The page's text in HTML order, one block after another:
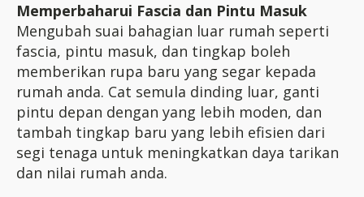
Memperbaharui Fascia dan Pintu Masuk
Mengubah suai bahagian luar rumah seperti
fascia, pintu masuk, dan tingkap boleh
memberikan rupa baru yang segar kepada
rumah anda. Cat semula dinding luar, ganti
pintu depan dengan yang lebih moden, dan
tambah tingkap baru yang lebih efisien dari
segi tenaga untuk meningkatkan daya tarikan
dan nilai rumah anda.